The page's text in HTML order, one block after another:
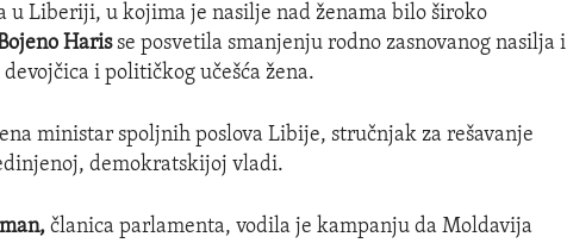
u Liberiji, u kojima je nasilje nad ženama bilo široko
Harisse posvetila smanjenju rodno zasnovanog nasilja i
i političkog učešća žena.
ministar spoljnih poslova Libije, stručnjak za rešavanje
demokratskijoj vladi.
članica parlamenta, vodila je kampanju da Moldavija